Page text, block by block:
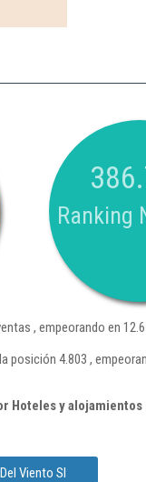
Ranking
, empeorando en
posición 4.803 ,
Hoteles y
Viento Sl